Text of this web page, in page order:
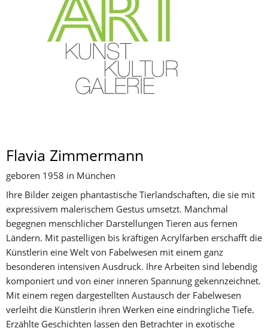
Flavia Zimmermann
geboren 1958 in München
Ihre Bilder zeigen phantastische Tierlandschaften, die sie mit
expressivem malerischem Gestus umsetzt. Manchmal
begegnen menschlicher Darstellungen Tieren aus fernen
Ländern. Mit pastelligen bis kräftigen Acrylfarben erschafft die
Künstlerin eine Welt von Fabelwesen mit einem ganz
besonderen intensiven Ausdruck. Ihre Arbeiten sind lebendig
komponiert und von einer inneren Spannung gekennzeichnet.
Mit einem regen dargestellten Austausch der Fabelwesen
verleiht die Künstlerin ihren Werken eine eindringliche Tiefe.
Erzählte Geschichten lassen den Betrachter in exotische